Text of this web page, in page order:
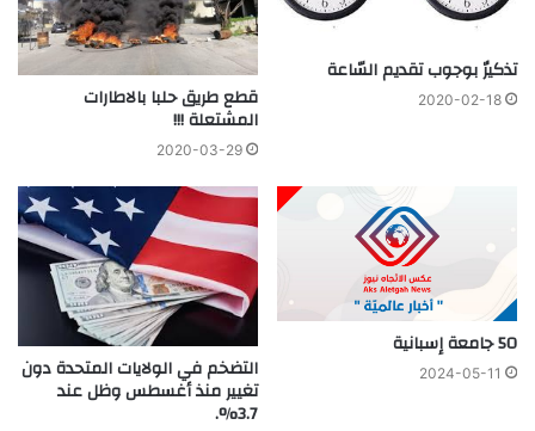
تذكيرٌ بوجوب تقديم السّاعة
2020-02-18 قطع طريق حلبا بالاطارات
المشتعلة !!!
2020-03-29
50 جامعة إسبانية
2024-05-11 التضخم في الولايات المتحدة دون
تغيير منذ أغسطس وظل عند
3.7%.